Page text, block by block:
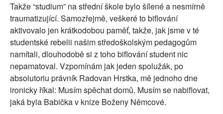
Takže “studium” na střední škole bylo šílené a nesmírně
traumatizující. Samozřejmě, veškeré to biflování
aktivovalo jen krátkodobou paměť, takže, jak jsme v té
studentské rebelii našim středoškolským pedagogům
namítali, dlouhodobě si z toho biflování student nic
nepamatoval. Vzpomínám jak jeden spolužák, po
absolutoriu právník Radovan Hrstka, mě jednoho dne
ironicky říkal: Musím spěchat domů. Musím se nabiflovat,
jaká byla Babička v knize Boženy Němcové.